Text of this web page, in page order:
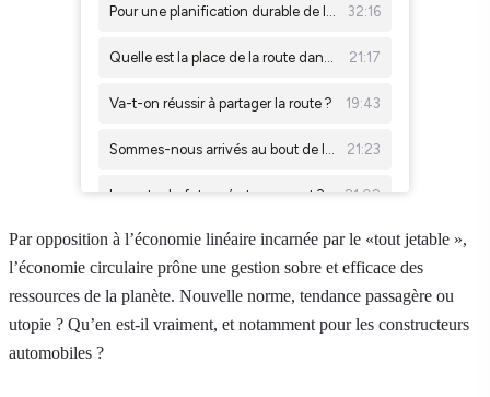
Par opposition à l’économie linéaire incarnée par le «tout jetable »,
l’économie circulaire prône une gestion sobre et efficace des
ressources de la planète. Nouvelle norme, tendance passagère ou
utopie ? Qu’en est-il vraiment, et notamment pour les constructeurs
automobiles ?